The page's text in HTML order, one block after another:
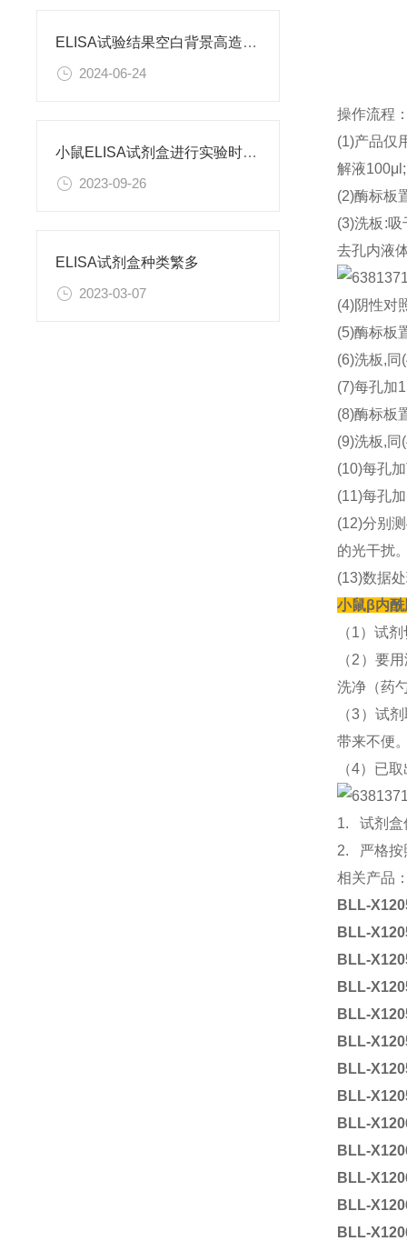
ELISA试验结果空白背景高造成原因
2024-06-24
小鼠ELISA试剂盒进行实验时需要注意什么呢？
2023-09-26
ELISA试剂盒种类繁多
2023-03-07
操作流程
(1)产品仅
解液
(2)酶标板
(3)洗板:
去孔内液
(4)阴性对
(5)酶标板
(6)洗板,同
(7)每孔加
(8)酶标板
(9)洗板,同
(10)每孔
(11)每孔
(12)分别
的光干扰
(13)数据
小鼠β内
（1）试
（2）要
洗净（药
（3）试
带来不便
（4）已
1. 试剂盒
2. 严格按
相关产品
BLL-
BLL-
BLL-
BLL-
BLL-
BLL-
BLL-
BLL-
BLL-
BLL-
BLL-
BLL-
BLL-